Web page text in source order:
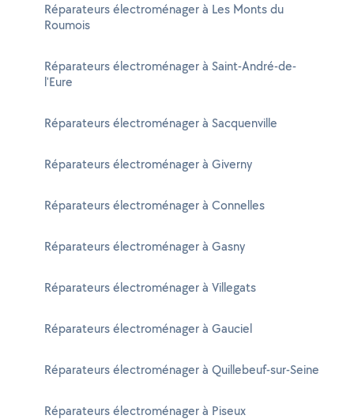
Réparateurs électroménager à Les Monts du
Roumois
Réparateurs électroménager à Saint-André-de-
l'Eure
Réparateurs électroménager à Sacquenville
Réparateurs électroménager à Giverny
Réparateurs électroménager à Connelles
Réparateurs électroménager à Gasny
Réparateurs électroménager à Villegats
Réparateurs électroménager à Gauciel
Réparateurs électroménager à Quillebeuf-sur-Seine
Réparateurs électroménager à Piseux